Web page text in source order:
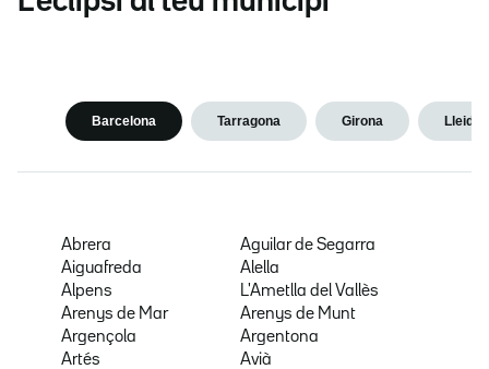
Barcelona Tarragona Girona Lleida
Abrera
Aguilar de Segarra
Aiguafreda
Alella
Alpens
L'Ametlla del Vallès
Arenys de Mar
Arenys de Munt
Argençola
Argentona
Artés
Avià